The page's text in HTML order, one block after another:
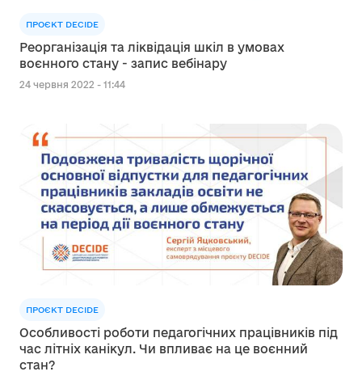
ПРОЄКТ DECIDE
Реорганізація та ліквідація шкіл в умовах
воєнного стану - запис вебінару
24 червня 2022 - 11:44
ПРОЄКТ DECIDE
Особливості роботи педагогічних працівників під
час літніх канікул. Чи впливає на це воєнний
стан?